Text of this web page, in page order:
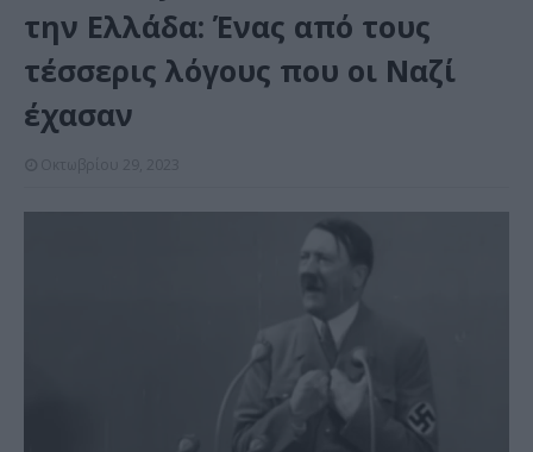
την Ελλάδα: Ένας από τους
τέσσερις λόγους που οι Ναζί
έχασαν